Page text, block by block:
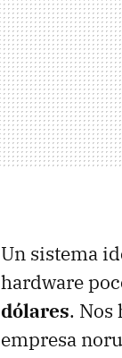
Un sistema
hardware
dólares. Nos
empresa